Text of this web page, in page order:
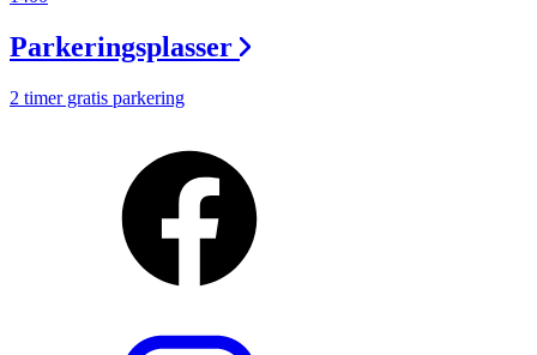
Parkeringsplasser
2 timer gratis parkering